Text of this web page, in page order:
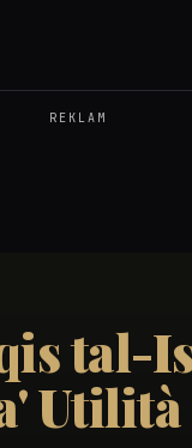
REKLAM
tal-
Utilità